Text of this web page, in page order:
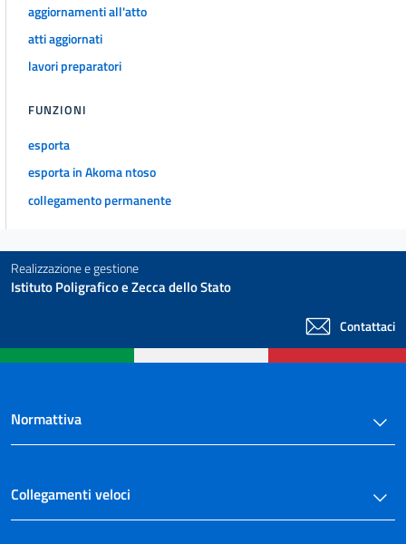
aggiornamenti all'atto
atti aggiornati
lavori preparatori
FUNZIONI
esporta
esporta in Akoma ntoso
collegamento permanente
Realizzazione e gestione
Istituto Poligrafico e Zecca dello Stato
Contattaci
Normattiva
Collegamenti veloci